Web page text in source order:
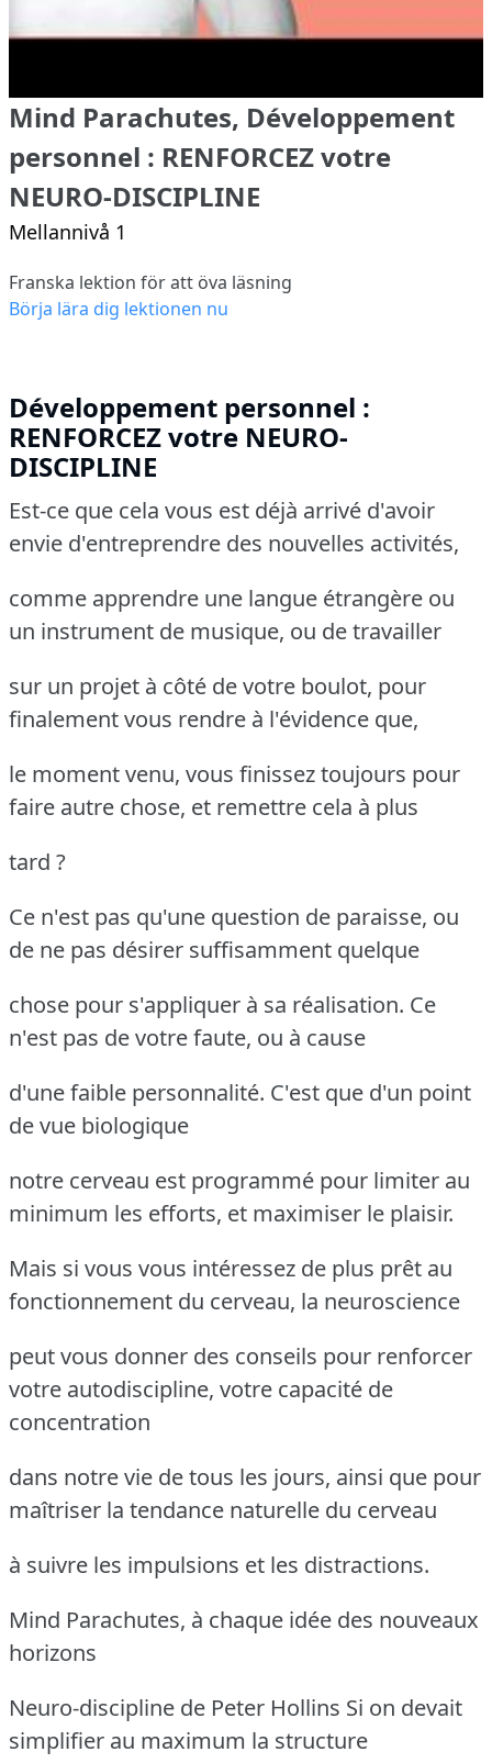
Mind Parachutes, Développement
personnel : RENFORCEZ votre
NEURO-DISCIPLINE
Mellannivå 1
Franska lektion för att öva läsning
Börja lära dig lektionen nu
Développement personnel :
RENFORCEZ votre NEURO-
DISCIPLINE
Est-ce que cela vous est déjà arrivé d'avoir
envie d'entreprendre des nouvelles activités,
comme apprendre une langue étrangère ou
un instrument de musique, ou de travailler
sur un projet à côté de votre boulot, pour
finalement vous rendre à l'évidence que,
le moment venu, vous finissez toujours pour
faire autre chose, et remettre cela à plus
tard ?
Ce n'est pas qu'une question de paraisse, ou
de ne pas désirer suffisamment quelque
chose pour s'appliquer à sa réalisation. Ce
n'est pas de votre faute, ou à cause
d'une faible personnalité. C'est que d'un point
de vue biologique
notre cerveau est programmé pour limiter au
minimum les efforts, et maximiser le plaisir.
Mais si vous vous intéressez de plus prêt au
fonctionnement du cerveau, la neuroscience
peut vous donner des conseils pour renforcer
votre autodiscipline, votre capacité de
concentration
dans notre vie de tous les jours, ainsi que pour
maîtriser la tendance naturelle du cerveau
à suivre les impulsions et les distractions.
Mind Parachutes, à chaque idée des nouveaux
horizons
Neuro-discipline de Peter Hollins Si on devait
simplifier au maximum la structure